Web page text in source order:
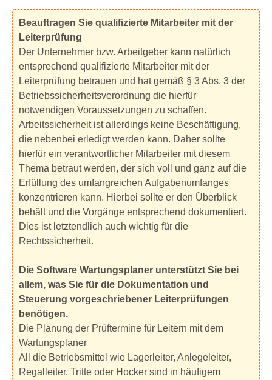
Beauftragen Sie qualifizierte Mitarbeiter mit der
Leiterprüfung
Der Unternehmer bzw. Arbeitgeber kann natürlich
entsprechend qualifizierte Mitarbeiter mit der
Leiterprüfung betrauen und hat gemäß § 3 Abs. 3 der
Betriebssicherheitsverordnung die hierfür
notwendigen Voraussetzungen zu schaffen.
Arbeitssicherheit ist allerdings keine Beschäftigung,
die nebenbei erledigt werden kann. Daher sollte
hierfür ein verantwortlicher Mitarbeiter mit diesem
Thema betraut werden, der sich voll und ganz auf die
Erfüllung des umfangreichen Aufgabenumfanges
konzentrieren kann. Hierbei sollte er den Überblick
behält und die Vorgänge entsprechend dokumentiert.
Dies ist letztendlich auch wichtig für die
Rechtssicherheit.
Die Software Wartungsplaner unterstützt Sie bei
allem, was Sie für die Dokumentation und
Steuerung vorgeschriebener Leiterprüfungen
benötigen.
Die Planung der Prüftermine für Leitern mit dem
Wartungsplaner
All die Betriebsmittel wie Lagerleiter, Anlegeleiter,
Regalleiter, Tritte oder Hocker sind in häufigem